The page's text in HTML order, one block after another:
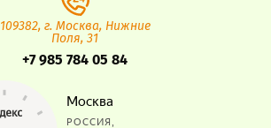
109382, г. Москва, Нижние
Поля, 31
+7 985 784 05 84